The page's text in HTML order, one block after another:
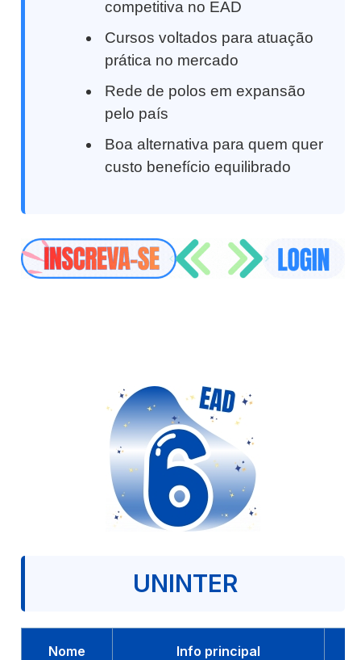
competitiva no EAD
Cursos voltados para atuação
prática no mercado
Rede de polos em expansão
pelo país
Boa alternativa para quem quer
custo benefício equilibrado
UNINTER
Nome Info principal